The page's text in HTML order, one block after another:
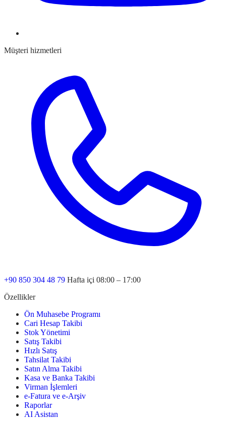
Müşteri hizmetleri
+90 850 304 48 79 Hafta içi 08:00 – 17:00
Özellikler
Ön Muhasebe Programı
Cari Hesap Takibi
Stok Yönetimi
Satış Takibi
Hızlı Satış
Tahsilat Takibi
Satın Alma Takibi
Kasa ve Banka Takibi
Virman İşlemleri
e-Fatura ve e-Arşiv
Raporlar
AI Asistan